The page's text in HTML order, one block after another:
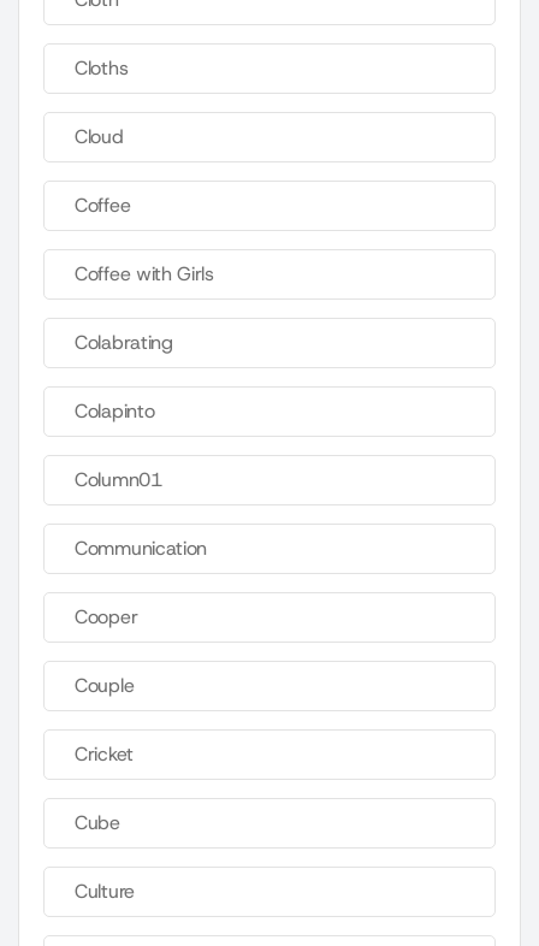
Cloths
Cloud
Coffee
Coffee with Girls
Colabrating
Colapinto
Column01
Communication
Cooper
Couple
Cricket
Cube
Culture